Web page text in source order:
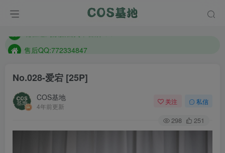
防失联：百度搜索《趣画刊》，实时查看最新站点。
售后QQ:772334847
No.028-爱宕 [25P]
COS基地
4年前更新
关注 私信
298 251